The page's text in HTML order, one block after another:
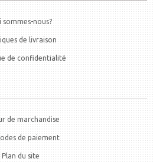
sommes-nous?
de livraison
de confidentialité
de marchandise
de paiement
Plan du site